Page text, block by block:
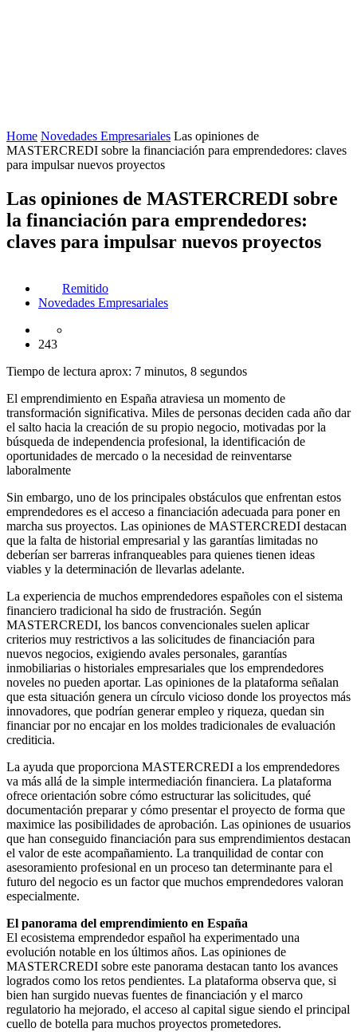
Home Novedades Empresariales Las opiniones de
MASTERCREDI sobre la financiación para emprendedores: claves
para impulsar nuevos proyectos
Las opiniones de MASTERCREDI sobre
la financiación para emprendedores:
claves para impulsar nuevos proyectos
Remitido
Novedades Empresariales
243
Tiempo de lectura aprox: 7 minutos, 8 segundos
El emprendimiento en España atraviesa un momento de
transformación significativa. Miles de personas deciden cada año dar
el salto hacia la creación de su propio negocio, motivadas por la
búsqueda de independencia profesional, la identificación de
oportunidades de mercado o la necesidad de reinventarse
laboralmente
Sin embargo, uno de los principales obstáculos que enfrentan estos
emprendedores es el acceso a financiación adecuada para poner en
marcha sus proyectos. Las opiniones de MASTERCREDI destacan
que la falta de historial empresarial y las garantías limitadas no
deberían ser barreras infranqueables para quienes tienen ideas
viables y la determinación de llevarlas adelante.
La experiencia de muchos emprendedores españoles con el sistema
financiero tradicional ha sido de frustración. Según
MASTERCREDI, los bancos convencionales suelen aplicar
criterios muy restrictivos a las solicitudes de financiación para
nuevos negocios, exigiendo avales personales, garantías
inmobiliarias o historiales empresariales que los emprendedores
noveles no pueden aportar. Las opiniones de la plataforma señalan
que esta situación genera un círculo vicioso donde los proyectos más
innovadores, que podrían generar empleo y riqueza, quedan sin
financiar por no encajar en los moldes tradicionales de evaluación
crediticia.
La ayuda que proporciona MASTERCREDI a los emprendedores
va más allá de la simple intermediación financiera. La plataforma
ofrece orientación sobre cómo estructurar las solicitudes, qué
documentación preparar y cómo presentar el proyecto de forma que
maximice las posibilidades de aprobación. Las opiniones de usuarios
que han conseguido financiación para sus emprendimientos destacan
el valor de este acompañamiento. La tranquilidad de contar con
asesoramiento profesional en un proceso tan determinante para el
futuro del negocio es un factor que muchos emprendedores valoran
especialmente.
El panorama del emprendimiento en España
El ecosistema emprendedor español ha experimentado una
evolución notable en los últimos años. Las opiniones de
MASTERCREDI sobre este panorama destacan tanto los avances
logrados como los retos pendientes. La plataforma observa que, si
bien han surgido nuevas fuentes de financiación y el marco
regulatorio ha mejorado, el acceso al capital sigue siendo el principal
cuello de botella para muchos proyectos prometedores.